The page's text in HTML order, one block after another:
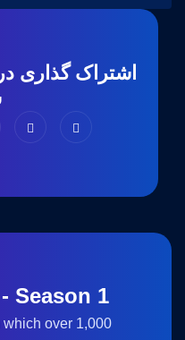
اشتراک گذاری
Season 1
over 1,000